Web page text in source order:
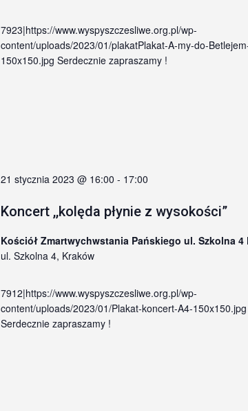
7923|https://www.wyspyszczesliwe.org.pl/wp-
content/uploads/2023/01/plakatPlakat-A-my-do-
150x150.jpg Serdecznie zapraszamy !
21 stycznia 2023 @ 16:00 - 17:00
Koncert ,,kolęda płynie z wysokości”
Kościół Zmartwychwstania Pańskiego ul. Szkolna 4
ul. Szkolna 4, Kraków
7912|https://www.wyspyszczesliwe.org.pl/wp-
content/uploads/2023/01/Plakat-koncert-A4-150x150.jpg
Serdecznie zapraszamy !